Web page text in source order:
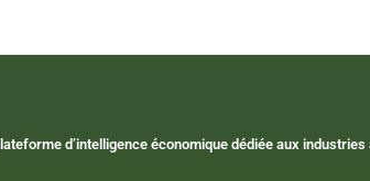
d’intelligence économique dédiée aux